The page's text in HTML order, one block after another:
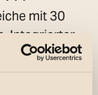
mit 30
Integrierter
2800K-
oder